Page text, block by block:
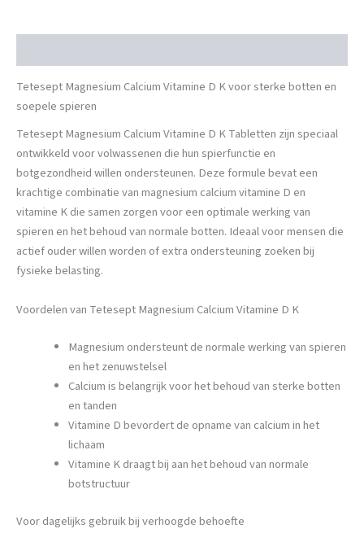
Tetesept Magnesium Calcium Vitamine D K voor sterke botten en
soepele spieren
Tetesept Magnesium Calcium Vitamine D K Tabletten zijn speciaal
ontwikkeld voor volwassenen die hun spierfunctie en
botgezondheid willen ondersteunen. Deze formule bevat een
krachtige combinatie van magnesium calcium vitamine D en
vitamine K die samen zorgen voor een optimale werking van
spieren en het behoud van normale botten. Ideaal voor mensen die
actief ouder willen worden of extra ondersteuning zoeken bij
fysieke belasting.
Voordelen van Tetesept Magnesium Calcium Vitamine D K
Magnesium ondersteunt de normale werking van spieren
en het zenuwstelsel
Calcium is belangrijk voor het behoud van sterke botten
en tanden
Vitamine D bevordert de opname van calcium in het
lichaam
Vitamine K draagt bij aan het behoud van normale
botstructuur
Voor dagelijks gebruik bij verhoogde behoefte